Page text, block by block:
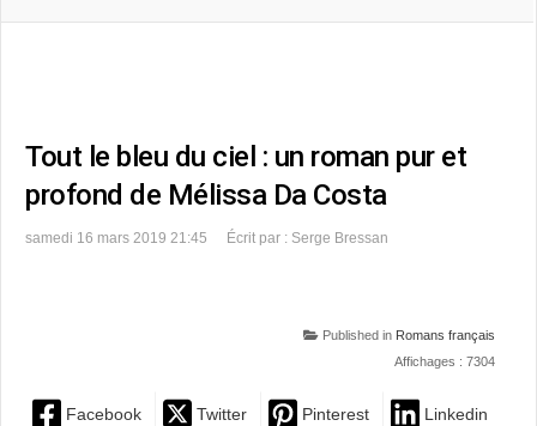
Tout le bleu du ciel : un roman pur et
profond de Mélissa Da Costa
samedi 16 mars 2019 21:45 Écrit par : Serge Bressan
Published in Romans français
Affichages : 7304
Facebook Twitter Pinterest Linkedin